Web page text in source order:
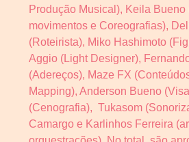
Produção Musical), Keila Bueno
movimentos e Coreografias),
(Roteirista), Miko Hashimoto
Aggio (Light Designer),
(Adereços), Maze FX
Mapping), Anderson Bueno
(Cenografia), Tukasom
Camargo e Karlinhos Ferreira